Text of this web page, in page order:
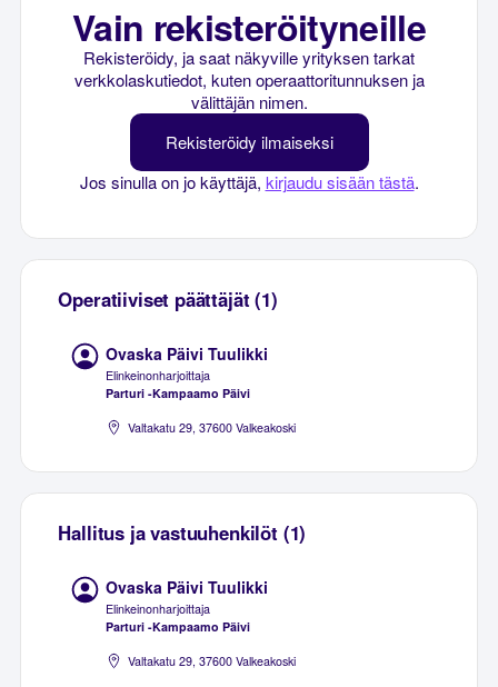
Vain rekisteröityneille
Rekisteröidy, ja saat näkyville yrityksen tarkat
verkkolaskutiedot, kuten operaattoritunnuksen ja
välittäjän nimen.
Rekisteröidy ilmaiseksi
Jos sinulla on jo käyttäjä, kirjaudu sisään tästä.
Operatiiviset päättäjät (1)
Ovaska Päivi Tuulikki
Elinkeinonharjoittaja
Parturi -Kampaamo Päivi
Valtakatu 29, 37600 Valkeakoski
Hallitus ja vastuuhenkilöt (1)
Ovaska Päivi Tuulikki
Elinkeinonharjoittaja
Parturi -Kampaamo Päivi
Valtakatu 29, 37600 Valkeakoski